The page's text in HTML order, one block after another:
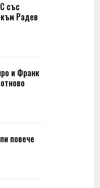
със
Радев
и Франк
повече